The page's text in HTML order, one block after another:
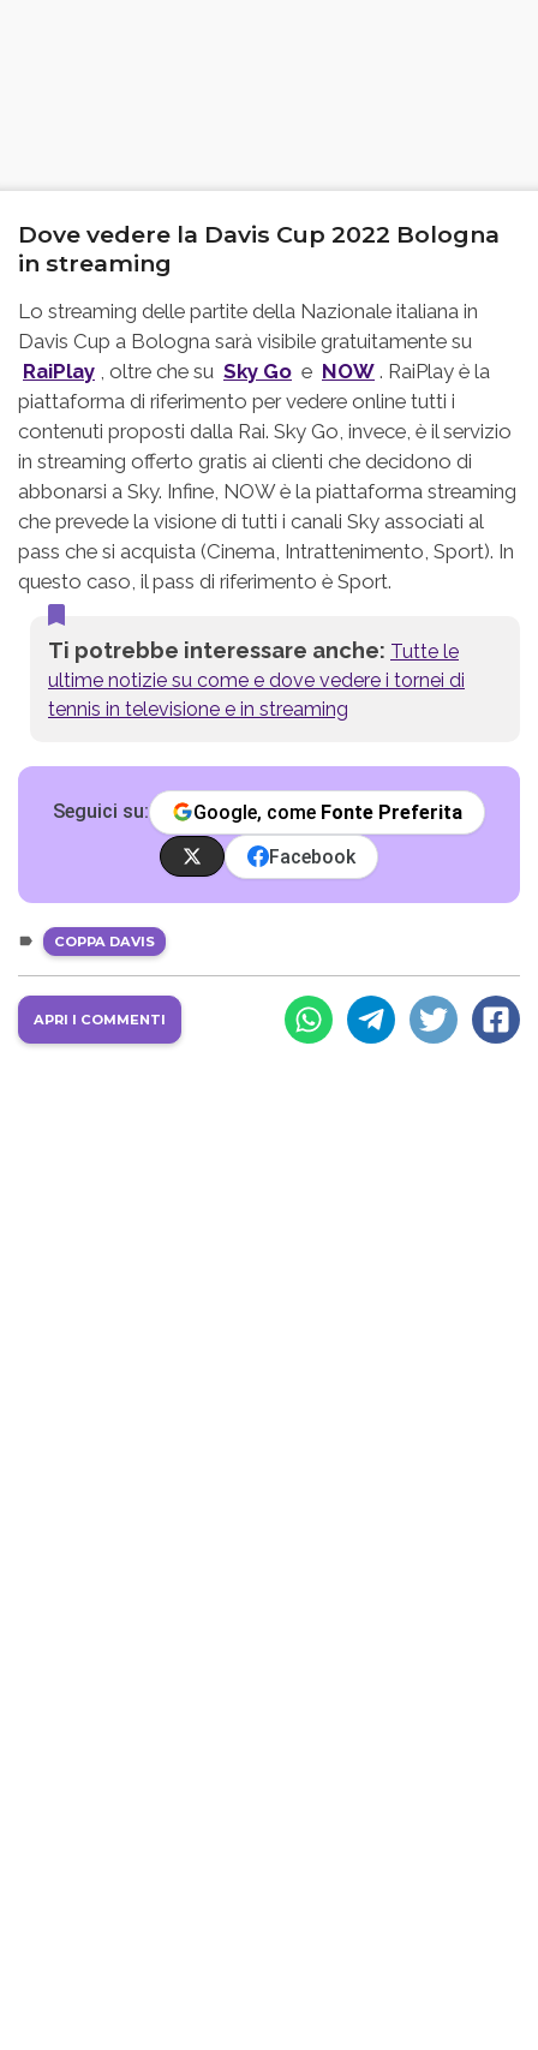
Dove vedere la Davis Cup 2022 Bologna
in streaming
Lo streaming delle partite della Nazionale italiana in
Davis Cup a Bologna sarà visibile gratuitamente su
RaiPlay , oltre che su Sky Go e NOW . RaiPlay è la
piattaforma di riferimento per vedere online tutti i
contenuti proposti dalla Rai. Sky Go, invece, è il servizio
in streaming offerto gratis ai clienti che decidono di
abbonarsi a Sky. Infine, NOW è la piattaforma streaming
che prevede la visione di tutti i canali Sky associati al
pass che si acquista (Cinema, Intrattenimento, Sport). In
questo caso, il pass di riferimento è Sport.
Ti potrebbe interessare anche: Tutte le
ultime notizie su come e dove vedere i tornei di
tennis in televisione e in streaming
Seguici su: Google, come Fonte Preferita
Facebook
COPPA DAVIS
APRI I COMMENTI